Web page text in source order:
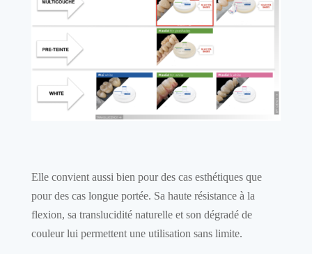
Elle convient aussi bien pour des cas esthétiques que
pour des cas longue portée. Sa haute résistance à la
flexion, sa translucidité naturelle et son dégradé de
couleur lui permettent une utilisation sans limite.